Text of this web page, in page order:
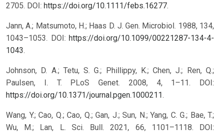
2705. DOI: https://doi.org/10.1111/febs.16277.
Jann, A.; Matsumoto, H.; Haas D. J. Gen. Microbiol. 1988, 134,
1043–1053. DOI: https://doi.org/10.1099/00221287-134-4-
1043.
Johnson, D. A.; Tetu, S. G.; Phillippy, K.; Chen, J.; Ren, Q.;
Paulsen, I. T. PLoS Genet. 2008, 4, 1–11. DOI:
https://doi.org/10.1371/journal.pgen.1000211.
Wang, Y.; Cao, Q.; Cao, Q.; Gan, J.; Sun, N.; Yang, C. G.; Bae, T.;
Wu, M.; Lan, L. Sci. Bull. 2021, 66, 1101–1118. DOI: